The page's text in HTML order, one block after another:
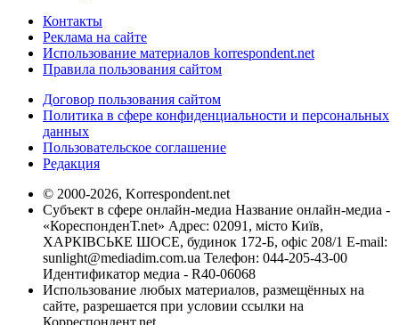
Контакты
Реклама на сайте
Использование материалов korrespondent.net
Правила пользования сайтом
Договор пользования сайтом
Политика в сфере конфиденциальности и персональных
данных
Пользовательское соглашение
Редакция
© 2000-2026, Korrespondent.net
Субъект в сфере онлайн-медиа Название онлайн-медиа -
«КореспонденТ.net» Адрес: 02091, місто Київ,
ХАРКІВСЬКЕ ШОСЕ, будинок 172-Б, офіс 208/1 E-mail:
sunlight@mediadim.com.ua Телефон: 044-205-43-00
Идентификатор медиа - R40-06068
Использование любых материалов, размещённых на
сайте, разрешается при условии ссылки на